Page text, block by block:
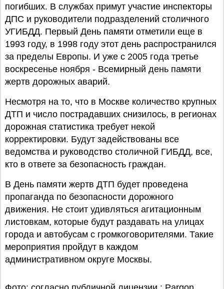
погибших. В службах примут участие инспекторы
ДПС и руководители подразделений столичного
УГИБДД. Первый День памяти отметили еще в
1993 году, в 1998 году этот день распространился
за пределы Европы. И уже с 2005 года третье
воскресенье ноября - Всемирный день памяти
жертв дорожных аварий.
Несмотря на то, что в Москве количество крупных
ДТП и число пострадавших снизилось, в регионах
дорожная статистика требует некой
корректировки. Будут задействованы все
ведомства и руководство столичной ГИБДД, все,
кто в ответе за безопасность граждан.
В День памяти жертв ДТП будет проведена
пропаганда по безопасности дорожного
движения. Не стоит удивляться агитационным
листовкам, которые будут раздавать на улицах
города и автобусам с громкоговорителями. Такие
мероприятия пройдут в каждом
административном округе Москвы.